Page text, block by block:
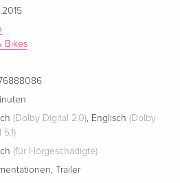
Bikes
(Dolby Digital 2.0), Englisch (Dolby
5.1)
(für Hörgeschädigte)
,
Trailer